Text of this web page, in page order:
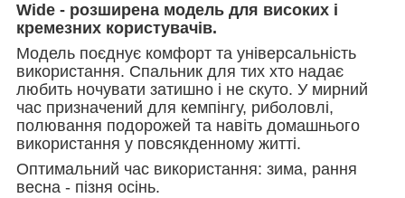
Wide - розширена модель для високих і
кремезних користувачів.
Модель поєднує комфорт та універсальність
використання. Спальник для тих хто надає
любить ночувати затишно і не скуто. У мирний
час призначений для кемпінгу, риболовлі,
полювання подорожей та навіть домашнього
використання у повсякденному житті.
Оптимальний час використання: зима, рання
весна - пізня осінь.